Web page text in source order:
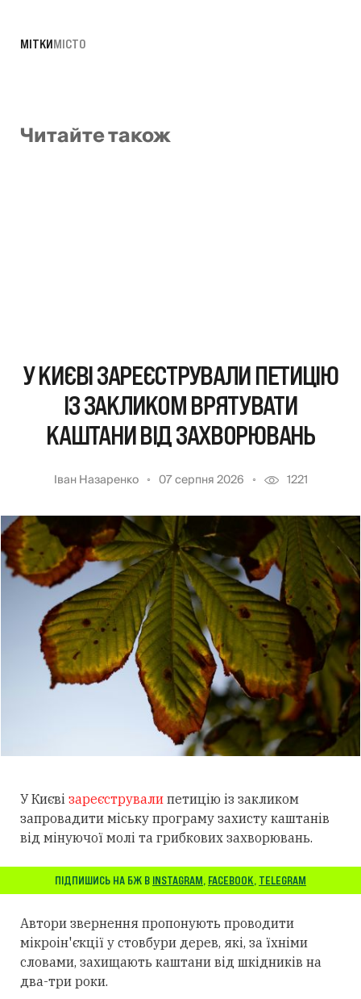
МІТКИМІСТО
Читайте також
У КИЄВІ ЗАРЕЄСТРУВАЛИ ПЕТИЦІЮ
ІЗ ЗАКЛИКОМ ВРЯТУВАТИ
КАШТАНИ ВІД ЗАХВОРЮВАНЬ
Іван Назаренко 07 серпня 2026 1221
У Києві зареєстрували петицію із закликом
запровадити міську програму захисту каштанів
від мінуючої молі та грибкових захворювань.
ПІДПИШИСЬ НА БЖ В INSTAGRAM, FACEBOOK, TELEGRAM
Автори звернення пропонують проводити
мікроін'єкції у стовбури дерев, які, за їхніми
словами, захищають каштани від шкідників на
два-три роки.